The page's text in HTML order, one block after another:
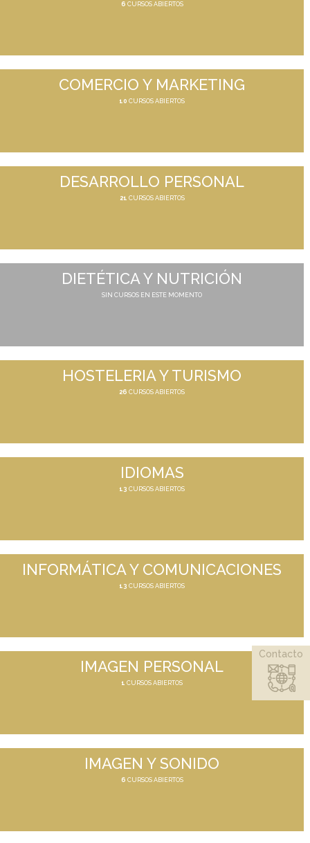
6 CURSOS ABIERTOS
COMERCIO Y MARKETING
10 CURSOS ABIERTOS
DESARROLLO PERSONAL
21 CURSOS ABIERTOS
DIETÉTICA Y NUTRICIÓN
SIN CURSOS EN ESTE MOMENTO
HOSTELERIA Y TURISMO
26 CURSOS ABIERTOS
IDIOMAS
13 CURSOS ABIERTOS
INFORMÁTICA Y COMUNICACIONES
13 CURSOS ABIERTOS
IMAGEN PERSONAL
1 CURSOS ABIERTOS
IMAGEN Y SONIDO
6 CURSOS ABIERTOS
Contacto